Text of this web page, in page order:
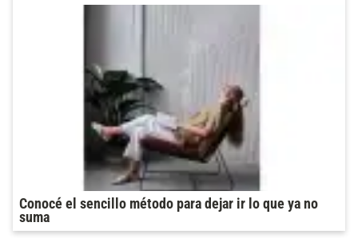
Conocé el sencillo método para dejar ir lo que ya no
suma